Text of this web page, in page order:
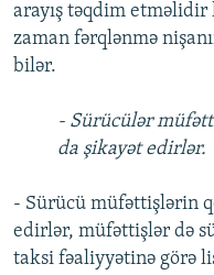
arayış təqdim etməlidir
zaman fərqlənmə
bilər.
- Sürücülər
da şikayət edirlər.
- Sürücü müfəttişlərin
edirlər, müfəttişlər də
taksi fəaliyyətinə görə